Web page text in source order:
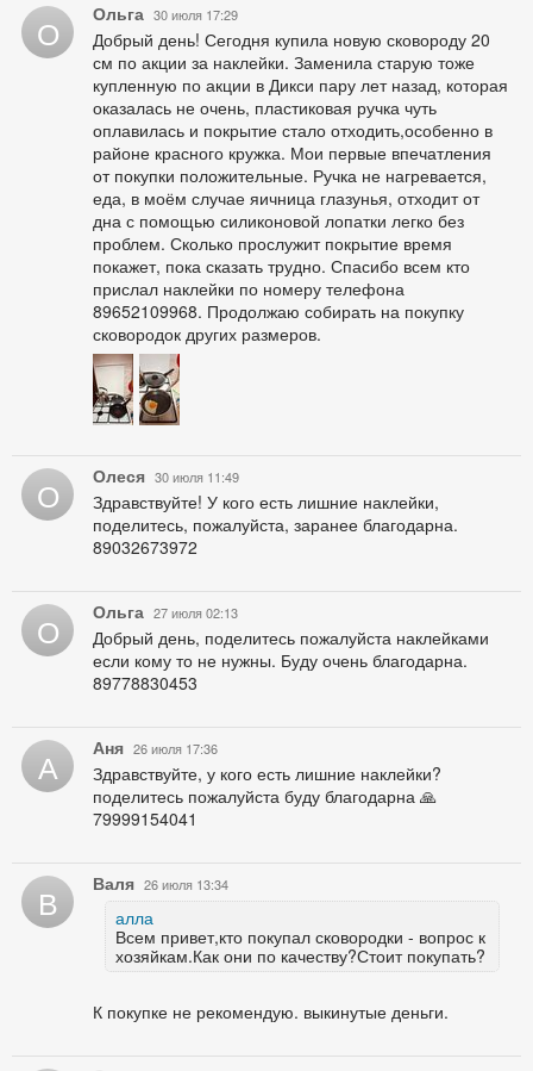
О Ольга 30 июля 17:29
Добрый день! Сегодня купила новую сковороду 20
см по акции за наклейки. Заменила старую тоже
купленную по акции в Дикси пару лет назад, которая
оказалась не очень, пластиковая ручка чуть
оплавилась и покрытие стало отходить,особенно в
районе красного кружка. Мои первые впечатления
от покупки положительные. Ручка не нагревается,
еда, в моём случае яичница глазунья, отходит от
дна с помощью силиконовой лопатки легко без
проблем. Сколько прослужит покрытие время
покажет, пока сказать трудно. Спасибо всем кто
прислал наклейки по номеру телефона
89652109968. Продолжаю собирать на покупку
сковородок других размеров.
О Олеся 30 июля 11:49
Здравствуйте! У кого есть лишние наклейки,
поделитесь, пожалуйста, заранее благодарна.
89032673972
О Ольга 27 июля 02:13
Добрый день, поделитесь пожалуйста наклейками
если кому то не нужны. Буду очень благодарна.
89778830453
А Аня 26 июля 17:36
Здравствуйте, у кого есть лишние наклейки?
поделитесь пожалуйста буду благодарна 🙏
79999154041
В Валя 26 июля 13:34
алла
Всем привет,кто покупал сковородки - вопрос к
хозяйкам.Как они по качеству?Стоит покупать?
К покупке не рекомендую. выкинутые деньги.